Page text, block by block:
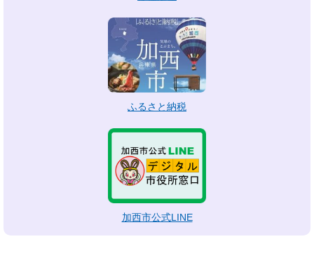
ふるさと納税
加西市公式LINE